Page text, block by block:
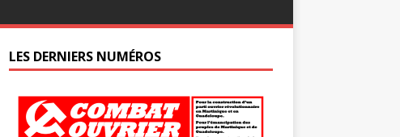
LES DERNIERS NUMÉROS